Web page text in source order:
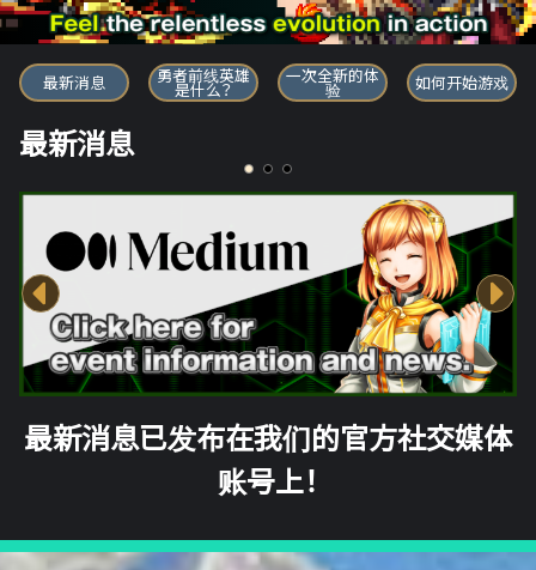
勇者前线英雄
最新消息 勇者前线英雄
是什么？
一次全新的体
验 如何开始游戏
最新消息
最新消息已发布在我们的官方社交媒体
账号上！